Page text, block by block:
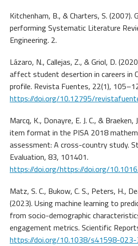
Kitchenham, B., & Charters, S. (2007).
performing Systematic Literature
Engineering. 2.
Lázaro, N., Callejas, Z., & Griol, D.
affect student desertion in careers in
profile. Revista Fuentes, 22(1),
https://doi.org/10.12795/
Marcq, K., Donayre, E. J. C., &
item format in the PISA 2018
assessment: A cross-country study.
Evaluation, 83, 101401.
https://doi.org/https://doi.org/
Matz, S. C., Bukow, C. S., Peters, H.,
(2023). Using machine learning to
from socio-demographic
engagement metrics. Scientific
https://doi.org/10.1038/s41598-